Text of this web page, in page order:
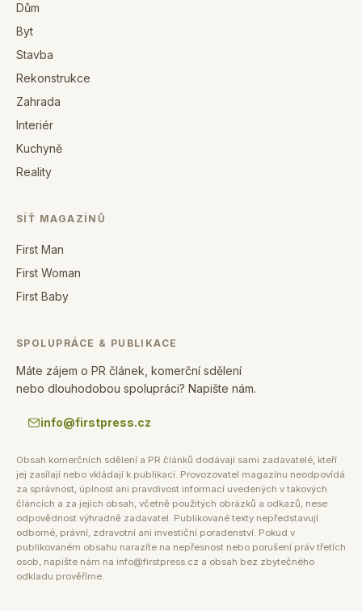
Dům
Byt
Stavba
Rekonstrukce
Zahrada
Interiér
Kuchyně
Reality
SÍŤ MAGAZÍNŮ
First Man
First Woman
First Baby
SPOLUPRÁCE & PUBLIKACE
Máte zájem o PR článek, komerční sdělení
nebo dlouhodobou spolupráci? Napište nám.
info@firstpress.cz
Obsah komerčních sdělení a PR článků dodávají sami zadavatelé, kteří
jej zasílají nebo vkládají k publikaci. Provozovatel magazínu neodpovídá
za správnost, úplnost ani pravdivost informací uvedených v takových
článcích a za jejich obsah, včetně použitých obrázků a odkazů, nese
odpovědnost výhradně zadavatel. Publikované texty nepředstavují
odborné, právní, zdravotní ani investiční poradenství. Pokud v
publikovaném obsahu narazíte na nepřesnost nebo porušení práv třetích
osob, napište nám na info@firstpress.cz a obsah bez zbytečného
odkladu prověříme.